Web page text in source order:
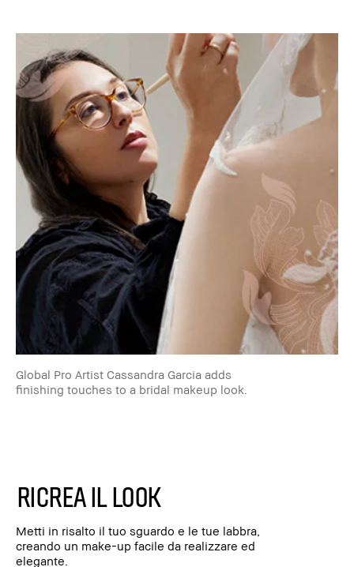
Global Pro Artist Cassandra Garcia adds
finishing touches to a bridal makeup look.
RICREA IL LOOK
Metti in risalto il tuo sguardo e le tue labbra,
creando un make-up facile da realizzare ed
elegante.